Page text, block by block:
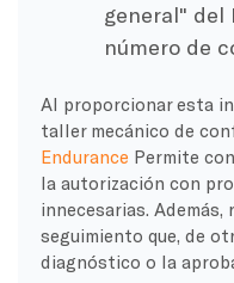
general" del
número de
Al proporcionar esta
taller mecánico de
Endurance Permite
la autorización con
innecesarias.
seguimiento que, de
diagnóstico o la